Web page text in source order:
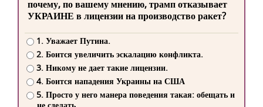
почему, по вашему мнению, трамп отказывает
УКРАИНЕ в лицензии на производство ракет?
1. Уважает Путина.
2. Боится увеличить эскалацию конфликта.
3. Никому не дает такие лицензии.
4. Боится нападения Украины на США
5. Просто у него манера поведения такая: обещать и